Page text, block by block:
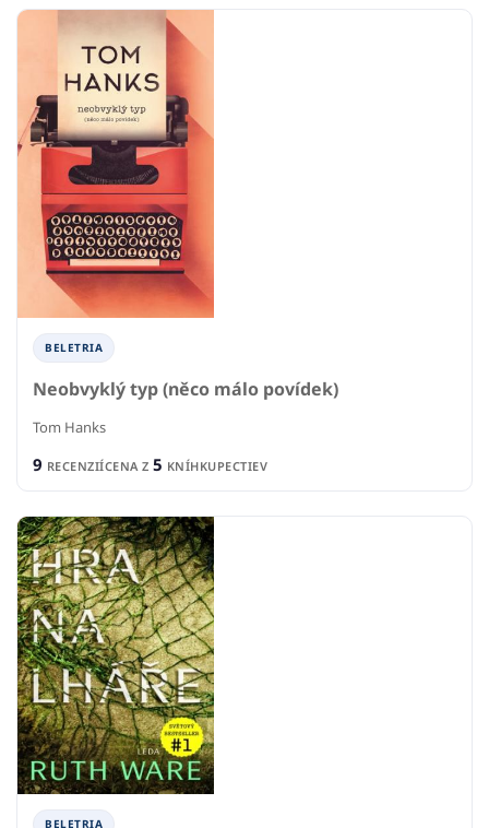
BELETRIA
Neobvyklý typ (něco málo povídek)
Tom Hanks
9 RECENZIÍCENA Z 5 KNÍHKUPECTIEV
BELETRIA